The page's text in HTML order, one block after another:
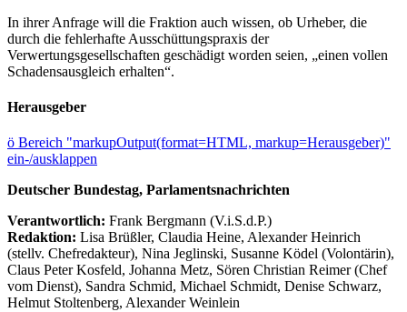
In ihrer Anfrage will die Fraktion auch wissen, ob Urheber, die
durch die fehlerhafte Ausschüttungspraxis der
Verwertungsgesellschaften geschädigt worden seien, „einen vollen
Schadensausgleich erhalten“.
Herausgeber
ö Bereich "markupOutput(format=HTML, markup=Herausgeber)"
ein-/ausklappen
Deutscher Bundestag, Parlamentsnachrichten
Verantwortlich: Frank Bergmann (V.i.S.d.P.)
Redaktion: Lisa Brüßler, Claudia Heine, Alexander Heinrich
(stellv. Chefredakteur), Nina Jeglinski, Susanne Ködel (Volontärin),
Claus Peter Kosfeld, Johanna Metz, Sören Christian Reimer (Chef
vom Dienst), Sandra Schmid, Michael Schmidt, Denise Schwarz,
Helmut Stoltenberg, Alexander Weinlein